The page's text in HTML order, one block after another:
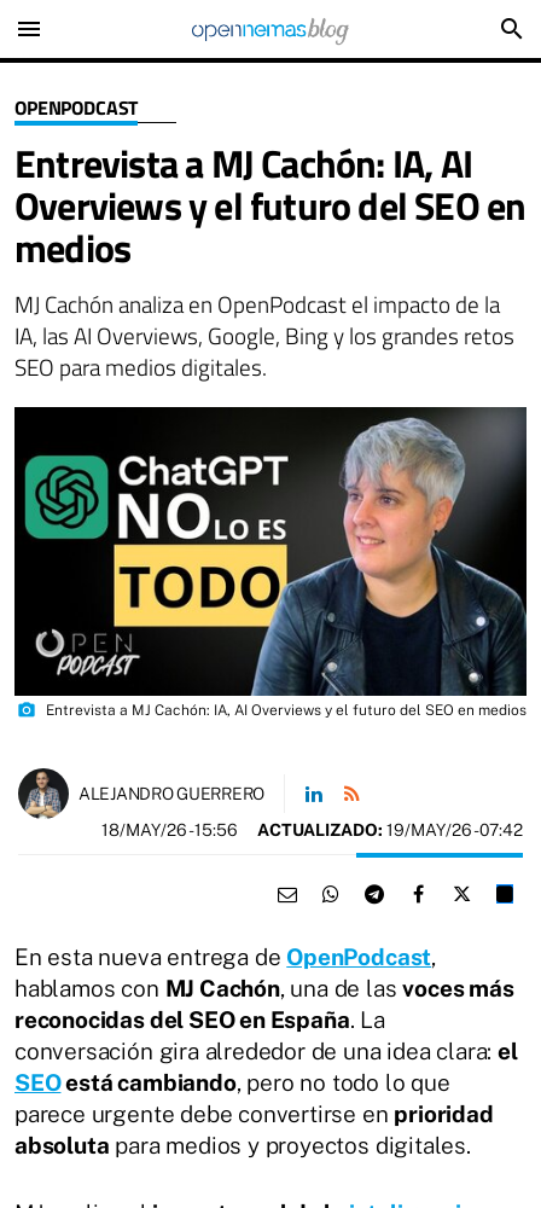
menu search
OPENPODCAST
Entrevista a MJ Cachón: IA, AI
Overviews y el futuro del SEO en
medios
MJ Cachón analiza en OpenPodcast el impacto de la
IA, las AI Overviews, Google, Bing y los grandes retos
SEO para medios digitales.
photo_camera Entrevista a MJ Cachón: IA, AI Overviews y el futuro del SEO en medios
ALEJANDRO GUERRERO
18/MAY/26- 15:56 ACTUALIZADO: 19/MAY/26 - 07:42
En esta nueva entrega de OpenPodcast,
hablamos con MJ Cachón, una de lasvoces más
reconocidas del SEO en España. La
conversación gira alrededor de una idea clara:el
SEOestá cambiando, pero no todo lo que
parece urgente debe convertirse en prioridad
absoluta para medios y proyectos digitales.